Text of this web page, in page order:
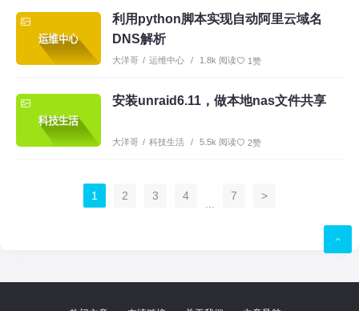
利用python脚本实现自动阿里云域名
DNS解析
大洋哥 / 运维中心 / 1.8k 阅读 1赞
安装unraid6.11，做本地nas文件共享
大洋哥 / 科技生活 / 5.5k 阅读 2赞
1 2 3 4 7 >